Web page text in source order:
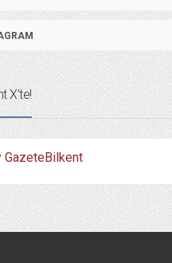
X’te!
GazeteBilkent